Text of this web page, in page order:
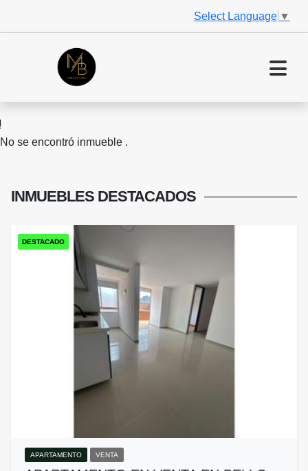
Select Language ▼
No se encontró inmueble .
INMUEBLES DESTACADOS
DESTACADO
APARTAMENTO VENTA